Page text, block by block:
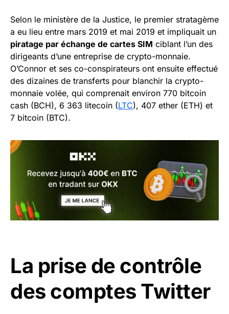
Selon le ministère de la Justice, le premier stratagème
a eu lieu entre mars 2019 et mai 2019 et impliquait un
piratage par échange de cartes SIM ciblant l’un des
dirigeants d’une entreprise de crypto-monnaie.
O’Connor et ses co-conspirateurs ont ensuite effectué
des dizaines de transferts pour blanchir la crypto-
monnaie volée, qui comprenait environ 770 bitcoin
cash (BCH), 6 363 litecoin (LTC), 407 ether (ETH) et
7 bitcoin (BTC).
La prise de contrôle
des comptes Twitter